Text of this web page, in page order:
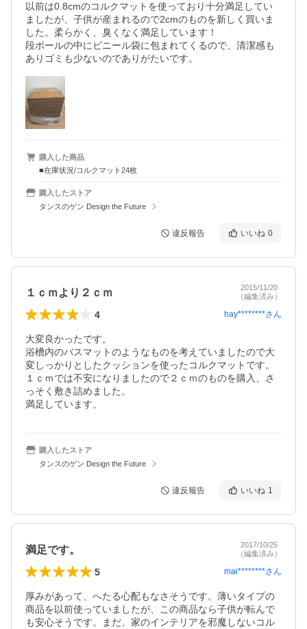
以前は0.8cmのコルクマットを使っており十分満足してい
ましたが、子供が産まれるので2cmのものを新しく買いま
した。柔らかく、臭くなく満足しています！
段ボールの中にビニール袋に包まれてくるので、清潔感も
ありゴミも少ないのでありがたいです。
購入した商品
■在庫状況/コルクマット24枚
購入したストア
タンスのゲン Design the Future
違反報告 いいね 0
１ｃｍより２ｃｍ
2015/11/20
（編集済み）
4 hay********さん
大変良かったです。
浴槽内のバスマットのようなものを考えていましたので大
変しっかりとしたクッションを使ったコルクマットです。
１ｃｍでは不安になりましたので２ｃｍのものを購入、さ
っそく敷き詰めました。
満足しています。
購入したストア
タンスのゲン Design the Future
違反報告 いいね 1
満足です。
2017/10/25
（編集済み）
5 mai********さん
厚みがあって、へたる心配もなさそうです。薄いタイプの
商品を以前使っていましたが、この商品なら子供が転んで
も安心そうです。まだ、家のインテリアを邪魔しないコル